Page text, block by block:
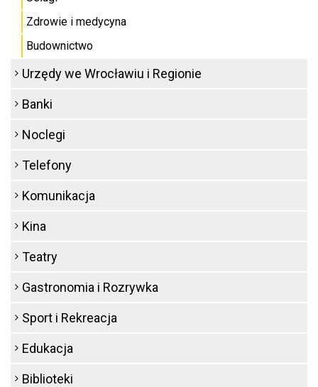
Zdrowie i medycyna
Budownictwo
Urzędy we Wrocławiu i Regionie
Banki
Noclegi
Telefony
Komunikacja
Kina
Teatry
Gastronomia i Rozrywka
Sport i Rekreacja
Edukacja
Biblioteki